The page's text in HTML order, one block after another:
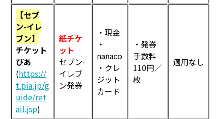
【セブ
ン-イレ
ブン】
チケット
ぴあ
(https://
t.pia.jp/g
uide/ret
ail.jsp)
紙チケ
ット
セブン-
イレブ
ン発券
・現金
・
nanaco
・クレ
ジット
カード
・発券
手数料
110円／
枚
適用なし